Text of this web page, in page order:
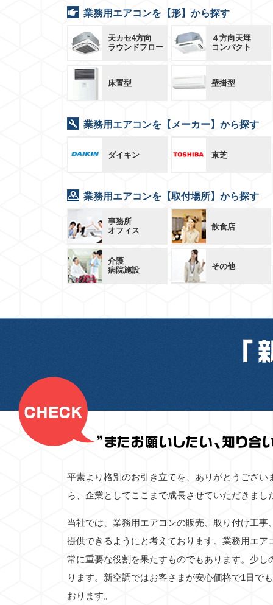
業務用エアコンを【形】から探す
天カセ4方向
ラウンドフロー
４方向天埋
コンパクト
床置型 壁掛型
業務用エアコンを【メーカー】から探す
ダイキン 東芝
業務用エアコンを【取付場所】から探す
事務所
オフィス
飲食店
介護
病院施設
その他
平素より格別のお引き立てを、ありがとうござ
ら、企業としてここまで成長させていただきまし
当社では、業務用エアコンの販売、取り付け工
提供できるようにと考えております。業務用エ
常に重要な役割を果たすものでもあります。少
ります。新空調ではお客さまが安心価格で1日で
おります。